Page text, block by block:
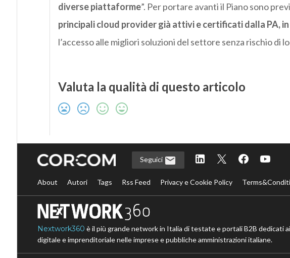
diverse piattaforme”. Per portare avanti il Piano sono
principali cloud provider già attivi e certificati dalla PA,
l’accesso alle migliori soluzioni del settore senza rischio di
Valuta la qualità di questo articolo
Seguici
About Autori Tags Rss Feed Privacy e Cookie Policy
Nextwork360 è il più grande network in Italia di testate e portali B2B dedicati
digitale e imprenditoriale nelle imprese e pubbliche amministrazioni italiane.